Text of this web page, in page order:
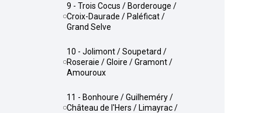
9 - Trois Cocus / Borderouge /
Croix-Daurade / Paléficat /
Grand Selve
10 - Jolimont / Soupetard /
Roseraie / Gloire / Gramont /
Amouroux
11 - Bonhoure / Guilheméry /
Château de l'Hers / Limayrac /